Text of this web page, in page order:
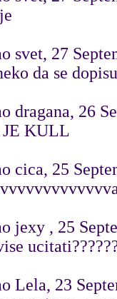
svet, 27
da se
dragana, 26
KULL
cica, 25
jexy , 25
Lela, 23